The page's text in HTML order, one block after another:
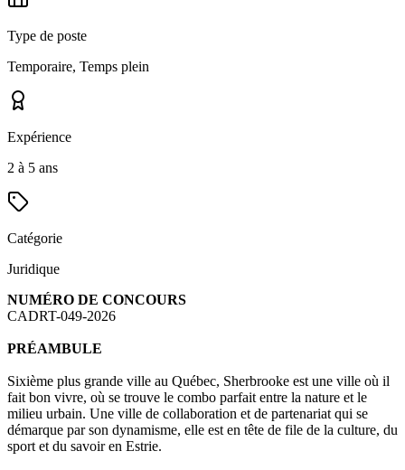
Type de poste
Temporaire, Temps plein
Expérience
2 à 5 ans
Catégorie
Juridique
NUMÉRO DE CONCOURS
CADRT-049-2026
PRÉAMBULE
Sixième plus grande ville au Québec, Sherbrooke est une ville où il
fait bon vivre, où se trouve le combo parfait entre la nature et le
milieu urbain. Une ville de collaboration et de partenariat qui se
démarque par son dynamisme, elle est en tête de file de la culture, du
sport et du savoir en Estrie.